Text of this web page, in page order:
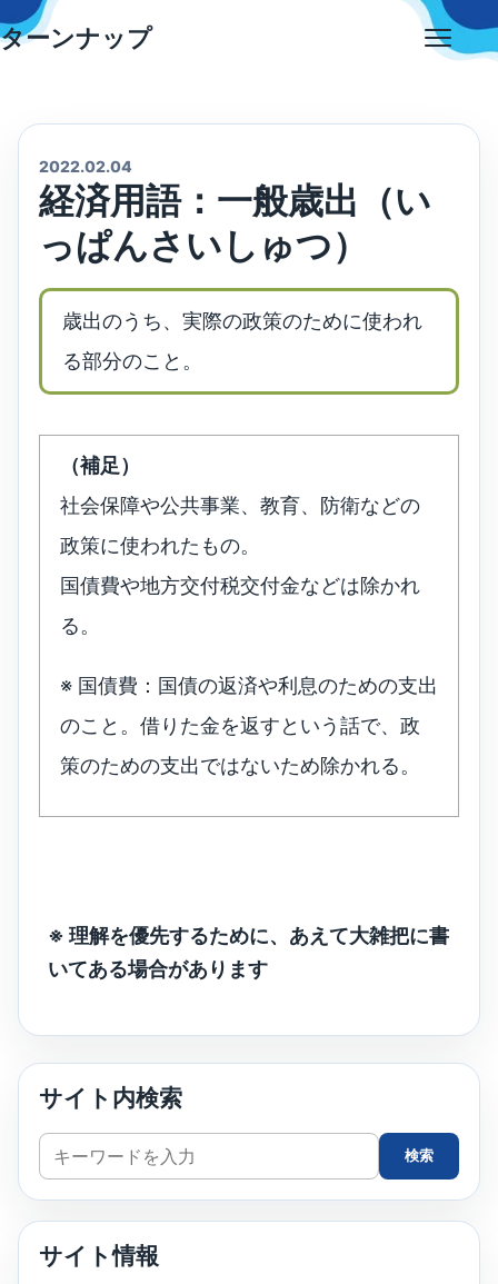
Skip
to
ターンナップ
2022.02.04
経済用語：一般歳出（い
っぱんさいしゅつ）
歳出のうち、実際の政策のために使われ
る部分のこと。
（補足）
社会保障や公共事業、教育、防衛などの
政策に使われたもの。
国債費や地方交付税交付金などは除かれ
る。
※ 国債費：国債の返済や利息のための支出
のこと。借りた金を返すという話で、政
策のための支出ではないため除かれる。
※ 理解を優先するために、あえて大雑把に書
いてある場合があります
サイト内検索
サ
イ
ト
検
検索
サイト情報